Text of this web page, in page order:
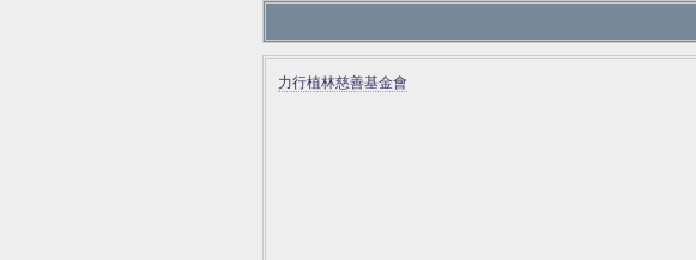
力行植林慈善基金會